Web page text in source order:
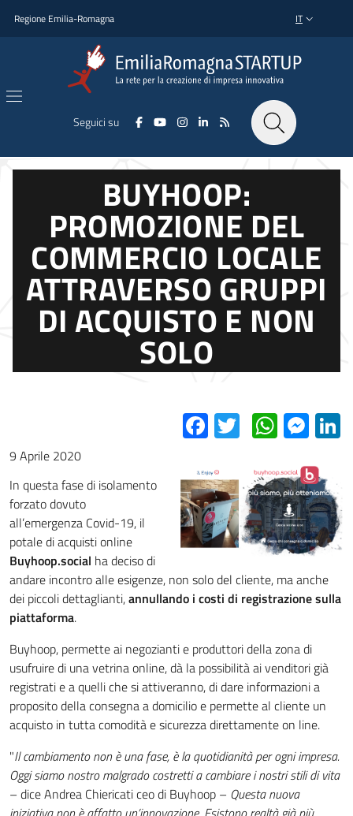
Regione Emilia-Romagna SELETTORE
IT
Seguici su
BUYHOOP:
PROMOZIONE DEL
COMMERCIO LOCALE
ATTRAVERSO GRUPPI
DI ACQUISTO E NON
SOLO
Facebook
Twitter
9 Aprile 2020
In questa fase di isolamento
forzato dovuto
all’emergenza Covid-19, il
potale di acquisti online
Buyhoop.social ha deciso di
andare incontro alle esigenze, non solo del cliente, ma anche
dei piccoli dettaglianti,annullando i costi di registrazione sulla
piattaforma.
Buyhoop, permette ai negozianti e produttori della zona di
usufruire di una vetrina online, dà la possibilità ai venditori già
registrati e a quelli che si attiveranno, di dare informazioni a
proposito della consegna a domicilio e permette al cliente un
acquisto in tutta comodità e sicurezza direttamente on line.
"Il cambiamento non è una fase, è la quotidianità per ogni impresa.
Oggi siamo nostro malgrado costretti a cambiare i nostri stili di vita
– dice Andrea Chiericati ceo di Buyhoop – Questa nuova